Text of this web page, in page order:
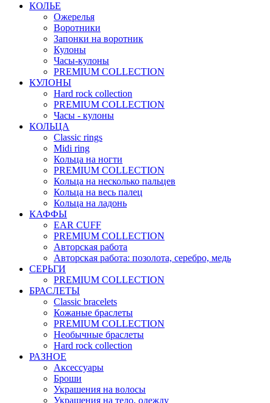
КОЛЬЕ
Ожерелья
Воротники
Запонки на воротник
Кулоны
Часы-кулоны
PREMIUM COLLECTION
КУЛОНЫ
Hard rock collection
PREMIUM COLLECTION
Часы - кулоны
КОЛЬЦА
Classic rings
Midi ring
Кольца на ногти
PREMIUM COLLECTION
Кольца на несколько пальцев
Кольца на весь палец
Кольца на ладонь
КАФФЫ
EAR CUFF
PREMIUM COLLECTION
Авторская работа
Авторская работа: позолота, серебро, медь
СЕРЬГИ
PREMIUM COLLECTION
БРАСЛЕТЫ
Classic bracelets
Кожаные браслеты
PREMIUM COLLECTION
Необычные браслеты
Hard rock collection
РАЗНОЕ
Аксессуары
Броши
Украшения на волосы
Украшения на тело, одежду